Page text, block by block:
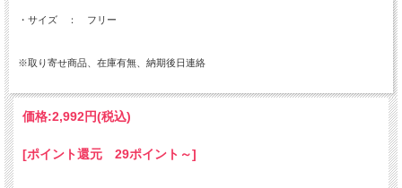
・サイズ ： フリー
※取り寄せ商品、在庫有無、納期後日連絡
価格:2,992円(税込)
[ポイント還元 29ポイント～]